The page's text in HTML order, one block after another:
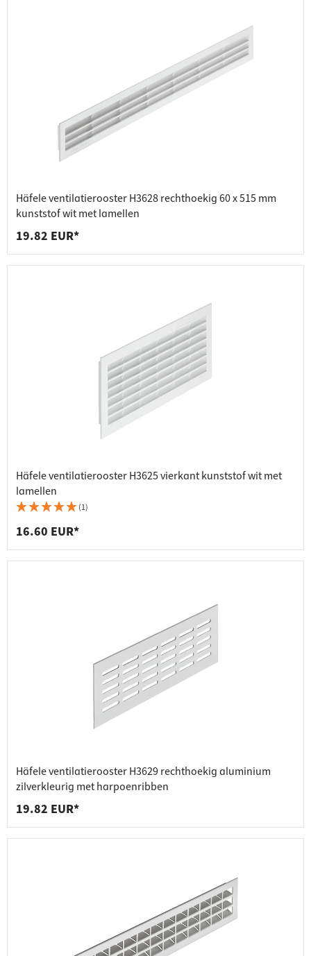
Häfele ventilatierooster H3628 rechthoekig 60 x 515 mm
kunststof wit met lamellen
19.82 EUR*
Häfele ventilatierooster H3625 vierkant kunststof wit met
lamellen
(1)
16.60 EUR*
Häfele ventilatierooster H3629 rechthoekig aluminium
zilverkleurig met harpoenribben
19.82 EUR*